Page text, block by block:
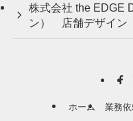
株式会社 the EDGE
ン） 店舗デザイン
ホーム 業務依